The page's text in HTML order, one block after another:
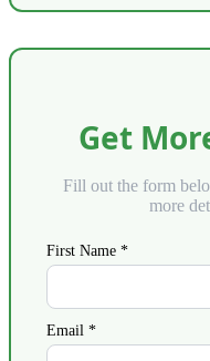
Get
Fill out the form
more
First Name *
Email *